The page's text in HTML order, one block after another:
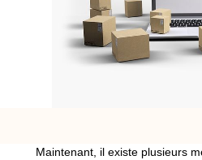
Maintenant, il existe plusieurs